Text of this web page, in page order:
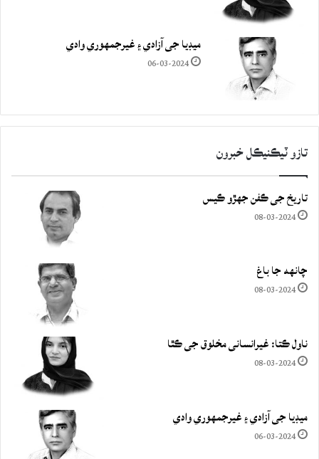
ميڊيا جي آزادي ۽ غيرجمھوري وادي
06-03-2024
تازو ٽيڪنيڪل خبرون
تاريخ جي ڪفن جھڙو ڪيس
08-03-2024
چانهه جا باغ
08-03-2024
ناول ڪتا: غيرانساني مخلوق جي ڪٿا
08-03-2024
ميڊيا جي آزادي ۽ غيرجمھوري وادي
06-03-2024